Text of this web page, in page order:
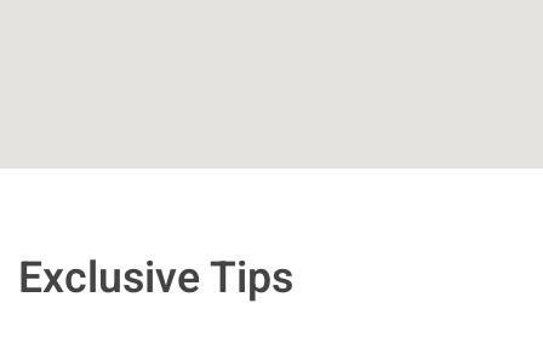
Exclusive Tips